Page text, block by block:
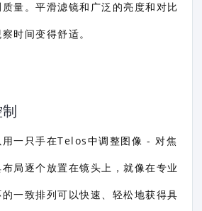
量。平滑滤镜和广泛的亮度和对比
时间变得舒适。
一只手在Telos中调整图像 - 对焦
局逐个放置在镜头上，就像在专业
一致排列可以快速、轻松地获得具